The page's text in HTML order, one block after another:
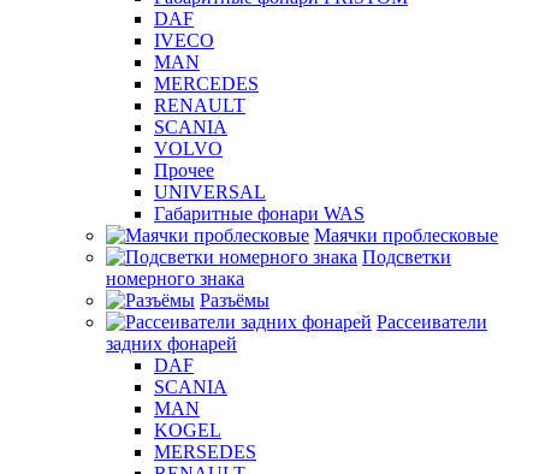
DAF
IVECO
MAN
MERCEDES
RENAULT
SCANIA
VOLVO
Прочее
UNIVERSAL
Габаритные фонари WAS
Маячки проблесковые
Подсветки
номерного знака
Разъёмы
Рассеиватели
задних фонарей
DAF
SCANIA
MAN
KOGEL
MERSEDES